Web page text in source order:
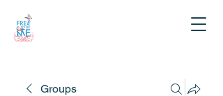
Groups